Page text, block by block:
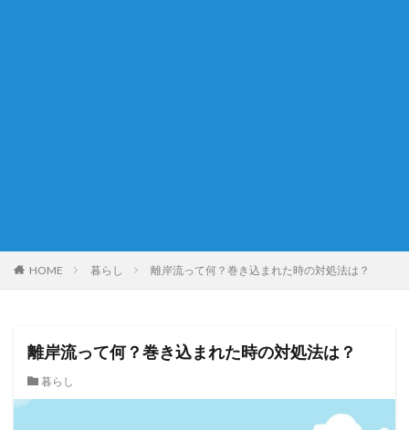
HOME 暮らし 離岸流って何？巻き込まれた時の対処法は？
離岸流って何？巻き込まれた時の対処法は？
暮らし